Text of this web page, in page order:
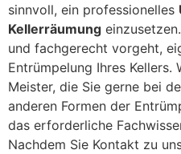
sinnvoll, ein professionelles
Kellerräumung
und fachgerecht vorgeht,
Entrümpelung Ihres Kellers.
Meister, die Sie gerne bei
anderen Formen der
das erforderliche
Nachdem Sie Kontakt zu